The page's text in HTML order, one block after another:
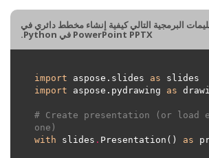
البرمجية التالي كيفية إنشاء مخطط دائري في
PowerPoint PPTX في Python.
import aspose.slides as
import aspose.pydrawing as
# Create presentation (or load
one)
with slides . Presentation() as